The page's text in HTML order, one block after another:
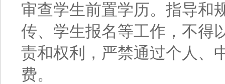
审查学生前置学历。指导和
传、学生报名等工作，不得
责和权利，严禁通过个人、
费。